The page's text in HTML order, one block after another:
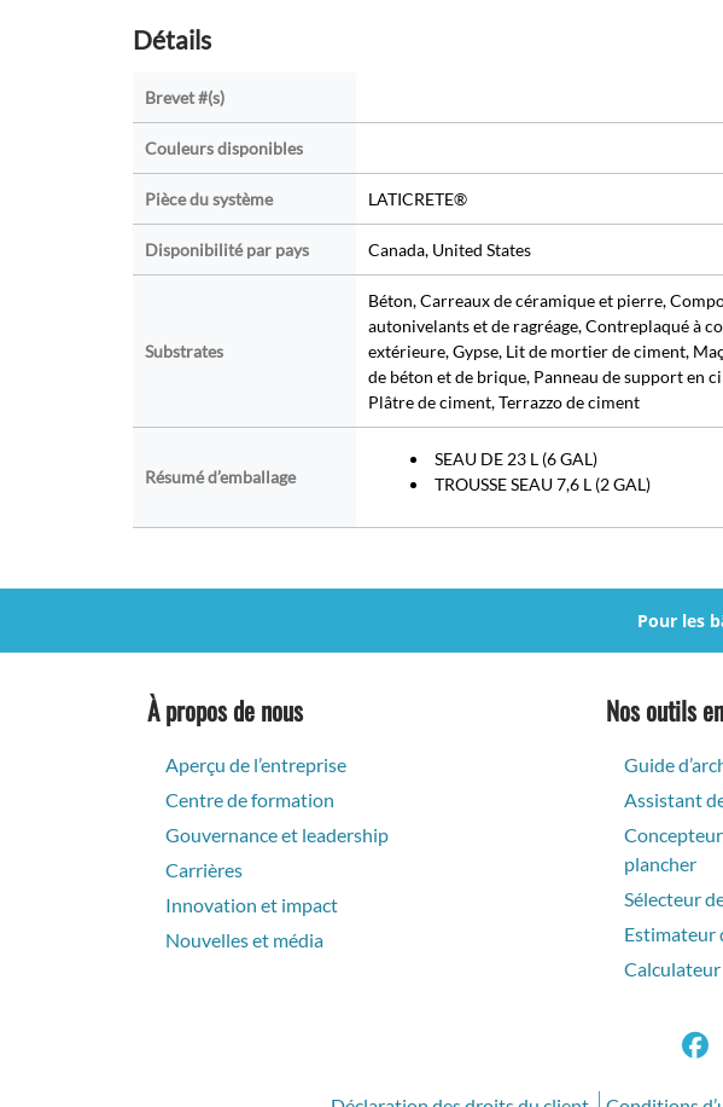
Détails
Brevet #(s)
Couleurs disponibles
Pièce du système LATICRETE®
Disponibilité par pays Canada, United States
Substrates
Béton, Carreaux de céramique et pierre,
autonivelants et de ragréage, Contreplaqué à
extérieure, Gypse, Lit de mortier de ciment,
de béton et de brique, Panneau de support en
Plâtre de ciment, Terrazzo de ciment
Résumé d’emballage
SEAU DE 23 L (6 GAL)
TROUSSE SEAU 7,6 L (2 GAL)
Pour les
À propos de nous
Aperçu de l’entreprise
Centre de formation
Gouvernance et leadership
Carrières
Innovation et impact
Nouvelles et média
Nos outils
Guide
Assistant
plancher
Sélecteur
Estimateur
Calculateur